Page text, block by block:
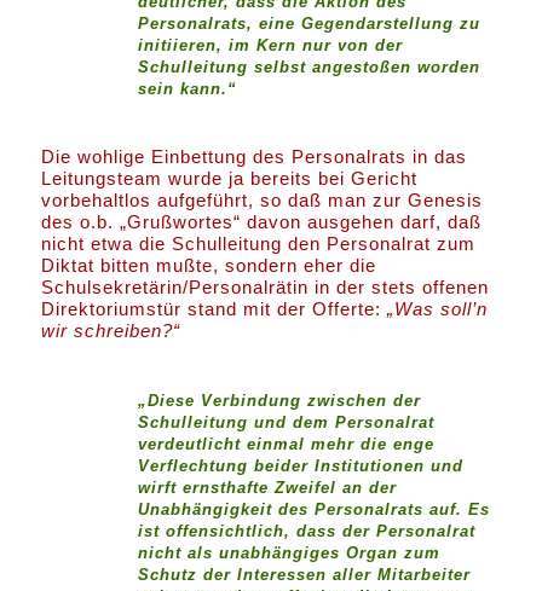
Personalrats, eine Gegendarstellung zu
initiieren, im Kern nur von der
Schulleitung selbst angestoßen worden
sein kann.“
Die wohlige Einbettung des Personalrats in das
Leitungsteam wurde ja bereits bei Gericht
vorbehaltlos aufgeführt, so daß man zur Genesis
des o.b. „Grußwortes“ davon ausgehen darf, daß
nicht etwa die Schulleitung den Personalrat zum
Diktat bitten mußte, sondern eher die
Schulsekretärin/Personalrätin in der stets offenen
Direktoriumstür stand mit der Offerte: „Was soll’n
wir schreiben?“
„Diese Verbindung zwischen der
Schulleitung und dem Personalrat
verdeutlicht einmal mehr die enge
Verflechtung beider Institutionen und
wirft ernsthafte Zweifel an der
Unabhängigkeit des Personalrats auf. Es
ist offensichtlich, dass der Personalrat
nicht als unabhängiges Organ zum
Schutz der Interessen aller Mitarbeiter